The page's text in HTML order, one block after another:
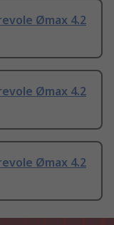
Ømax 4.2
Ømax 4.2
Ømax 4.2